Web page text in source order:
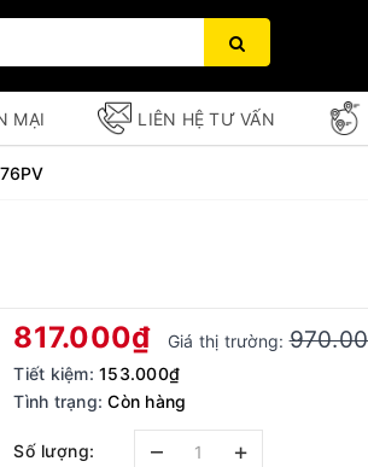
MẠI LIÊN HỆ TƯ VẤN
817.000₫ Giá thị trường:
Tiết kiệm:153.000₫
Tình trạng: Còn hàng
Số lượng: – +